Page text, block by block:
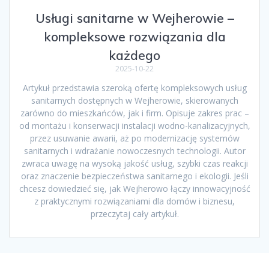
Usługi sanitarne w Wejherowie –
kompleksowe rozwiązania dla
każdego
2025-10-22
Artykuł przedstawia szeroką ofertę kompleksowych usług
sanitarnych dostępnych w Wejherowie, skierowanych
zarówno do mieszkańców, jak i firm. Opisuje zakres prac –
od montażu i konserwacji instalacji wodno-kanalizacyjnych,
przez usuwanie awarii, aż po modernizację systemów
sanitarnych i wdrażanie nowoczesnych technologii. Autor
zwraca uwagę na wysoką jakość usług, szybki czas reakcji
oraz znaczenie bezpieczeństwa sanitarnego i ekologii. Jeśli
chcesz dowiedzieć się, jak Wejherowo łączy innowacyjność
z praktycznymi rozwiązaniami dla domów i biznesu,
przeczytaj cały artykuł.